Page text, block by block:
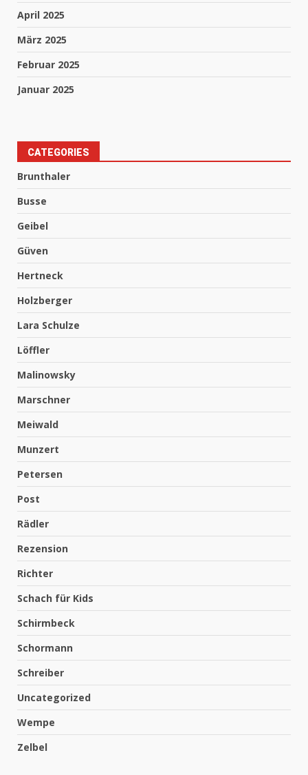
April 2025
März 2025
Februar 2025
Januar 2025
CATEGORIES
Brunthaler
Busse
Geibel
Güven
Hertneck
Holzberger
Lara Schulze
Löffler
Malinowsky
Marschner
Meiwald
Munzert
Petersen
Post
Rädler
Rezension
Richter
Schach für Kids
Schirmbeck
Schormann
Schreiber
Uncategorized
Wempe
Zelbel